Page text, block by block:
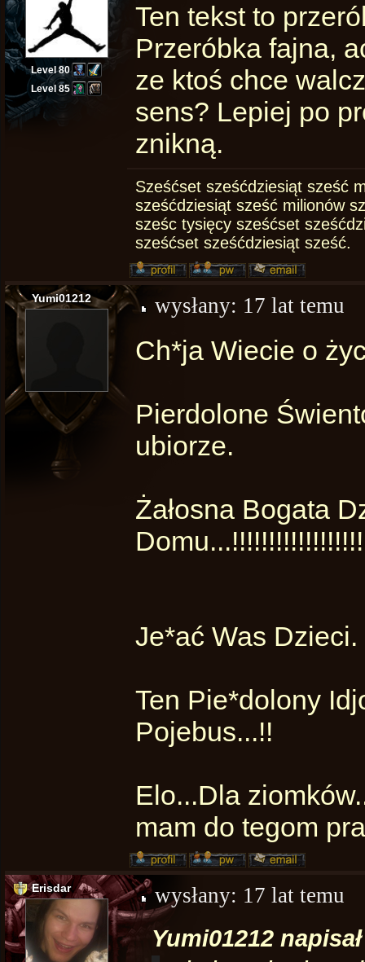
Level 80
Level 85
Ten tekst to
Przeróbka fajna,
ze ktoś chce
sens? Lepiej po
znikną.
Sześćset sześćdziesiąt sześć
sześćdziesiąt sześć milionów
sześc tysięcy sześćset
sześćset sześćdziesiąt sześć.
Yumi01212 wysłany: 17 lat temu
Ch*ja Wiecie o
Pierdolone
ubiorze.
Żałosna Bogata
Domu...!!!!!!!!!!!!!!!!!!
Je*ać Was Dzieci.
Ten Pie*dolony
Pojebus...!!
Elo...Dla
mam do tegom
Erisdar wysłany: 17 lat temu
Yumi01212